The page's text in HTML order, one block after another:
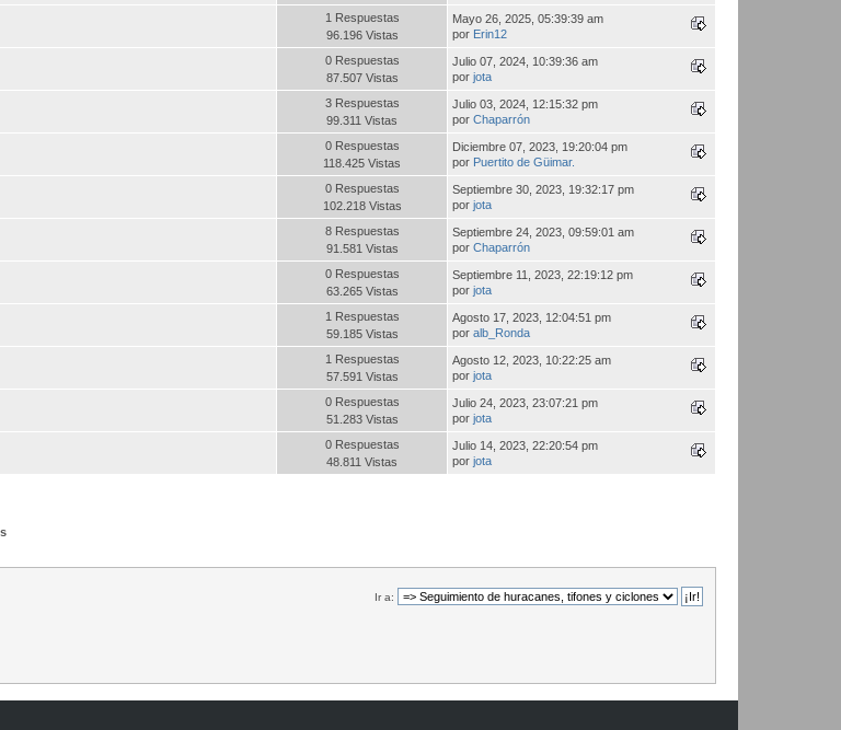
1 Respuestas
96.196 Vistas
Mayo 26, 2025, 05:39:39 am
por Erin12
0 Respuestas
87.507 Vistas
Julio 07, 2024, 10:39:36 am
porjota
3 Respuestas
99.311 Vistas
Julio 03, 2024, 12:15:32 pm
porChaparrón
0 Respuestas
118.425 Vistas
Diciembre 07, 2023, 19:20:04 pm
por Puertito de Güimar.
0 Respuestas
102.218 Vistas
Septiembre 30, 2023, 19:32:17 pm
porjota
8 Respuestas
91.581 Vistas
Septiembre 24, 2023, 09:59:01 am
porChaparrón
0 Respuestas
63.265 Vistas
Septiembre 11, 2023, 22:19:12 pm
porjota
1 Respuestas
59.185 Vistas
Agosto 17, 2023, 12:04:51 pm
poralb_Ronda
1 Respuestas
57.591 Vistas
Agosto 12, 2023, 10:22:25 am
porjota
0 Respuestas
51.283 Vistas
Julio 24, 2023, 23:07:21 pm
porjota
0 Respuestas
48.811 Vistas
Julio 14, 2023, 22:20:54 pm
porjota
Ir a: